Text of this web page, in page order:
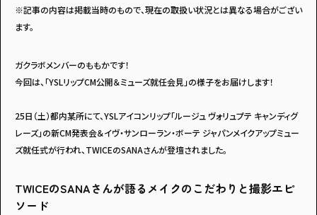
※記事の内容は掲載当時のもので、現在の取扱い状況とは異なる場合がござい
ます。
ガクラボメンバーのももかです！
今回は、「YSLリップCM公開＆ミューズ就任会見」の様子をお届けします！
25日（土）都内某所にて、YSLアイコンリップ「ルージュ ヴォリュプテ キャンディグ
レーズ」の新CM発表会＆イヴ・サンローラン・ボーテ ジャパンメイクアップミュー
ズ就任式が行われ、TWICEのSANAさんが登壇されました。
TWICEのSANAさんが語るメイクのこだわりと撮影エピ
ソード